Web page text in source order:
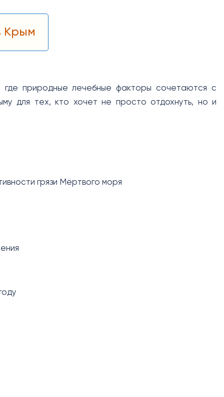
Крым
природные лечебные факторы сочетаются с
для тех, кто хочет не просто отдохнуть, но и
грязи Мёртвого моря